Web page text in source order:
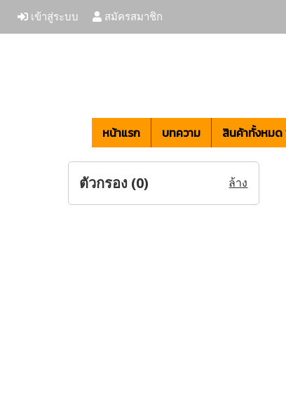
เข้าสู่ระบบ สมัครสมาชิก
หน้าแรก บทความ สินค้าทั้งหมด
ตัวกรอง (0) ล้าง